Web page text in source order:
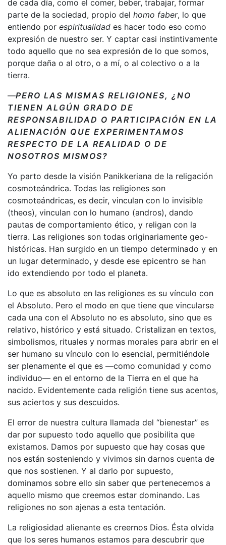
de cada día, como el comer, beber, trabajar, formar
parte de la sociedad, propio del homo faber, lo que
entiendo por espiritualidad es hacer todo eso como
expresión de nuestro ser. Y captar casi instintivamente
todo aquello que no sea expresión de lo que somos,
porque daña o al otro, o a mí, o al colectivo o a la
tierra.
—PERO LAS MISMAS RELIGIONES, ¿NO
TIENEN ALGÚN GRADO DE
RESPONSABILIDAD O PARTICIPACIÓN EN LA
ALIENACIÓN QUE EXPERIMENTAMOS
RESPECTO DE LA REALIDAD O DE
NOSOTROS MISMOS?
Yo parto desde la visión Panikkeriana de la religación
cosmoteándrica. Todas las religiones son
cosmoteándricas, es decir, vinculan con lo invisible
(theos), vinculan con lo humano (andros), dando
pautas de comportamiento ético, y religan con la
tierra. Las religiones son todas originariamente geo-
históricas. Han surgido en un tiempo determinado y en
un lugar determinado, y desde ese epicentro se han
ido extendiendo por todo el planeta.
Lo que es absoluto en las religiones es su vínculo con
el Absoluto. Pero el modo en que tiene que vincularse
cada una con el Absoluto no es absoluto, sino que es
relativo, histórico y está situado. Cristalizan en textos,
simbolismos, rituales y normas morales para abrir en el
ser humano su vínculo con lo esencial, permitiéndole
ser plenamente el que es —como comunidad y como
individuo— en el entorno de la Tierra en el que ha
nacido. Evidentemente cada religión tiene sus acentos,
sus aciertos y sus descuidos.
El error de nuestra cultura llamada del “bienestar” es
dar por supuesto todo aquello que posibilita que
existamos. Damos por supuesto que hay cosas que
nos están sosteniendo y vivimos sin darnos cuenta de
que nos sostienen. Y al darlo por supuesto,
dominamos sobre ello sin saber que pertenecemos a
aquello mismo que creemos estar dominando. Las
religiones no son ajenas a esta tentación.
La religiosidad alienante es creernos Dios. Ésta olvida
que los seres humanos estamos para descubrir que